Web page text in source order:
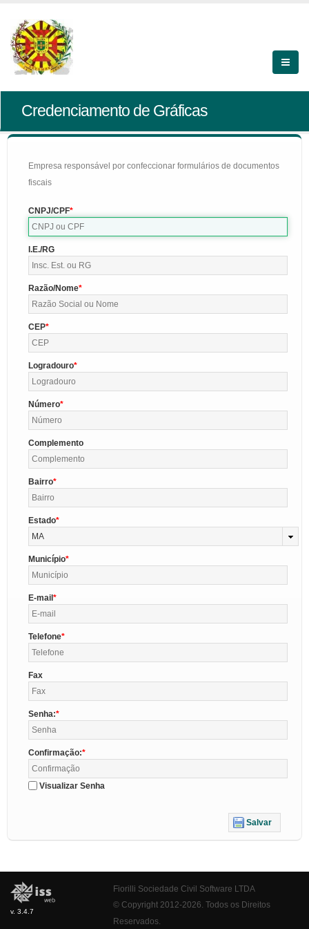
Credenciamento de Gráficas
Empresa responsável por confeccionar formulários de documentos
fiscais
CNPJ/CPF
I.E./RG
Razão/Nome
CEP
Logradouro
Número
Complemento
Bairro
Estado
MA
Município
E-mail
Telefone
Fax
Senha:
Confirmação:
Visualizar Senha
Salvar
v. 3.4.7
Fiorilli Sociedade Civil Software LTDA
© Copyright 2012-2026. Todos os Direitos
Reservados.